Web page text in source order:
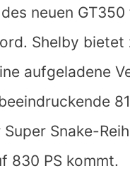
neuen
Shelby bietet
aufgeladene
Super Snake-
830 PS kommt.